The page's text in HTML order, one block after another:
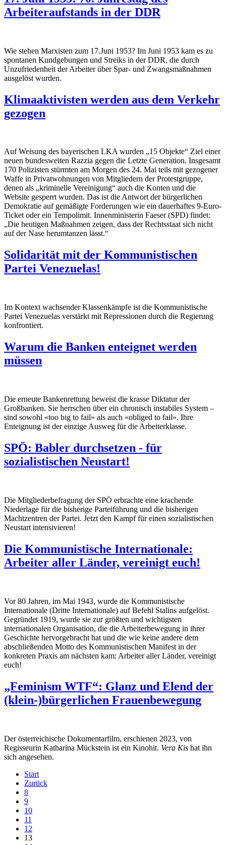
Arbeiteraufstands in der DDR
Wie stehen Marxisten zum 17.Juni 1953? Im Juni 1953 kam es zu
spontanen Kundgebungen und Streiks in der DDR, die durch
Unzufriedenheit der Arbeiter über Spar- und Zwangsmaßnahmen
ausgelöst wurden.
Klimaaktivisten werden aus dem Verkehr
gezogen
Auf Weisung des bayerischen LKA wurden „15 Objekte“ Ziel einer
neuen bundesweiten Razzia gegen die Letzte Generation. Insgesamt
170 Polizisten stürmten am Morgen des 24. Mai teils mit gezogener
Waffe in Privatwohnungen von Mitgliedern der Protestgruppe,
denen als „kriminelle Vereinigung“ auch die Konten und die
Website gesperrt wurden. Das ist die Antwort der bürgerlichen
Demokratie auf gemäßigte Forderungen wie ein dauerhaftes 9-Euro-
Ticket oder ein Tempolimit. Innenministerin Faeser (SPD) findet:
„Die heutigen Maßnahmen zeigen, dass der Rechtsstaat sich nicht
auf der Nase herumtanzen lässt.“
Solidarität mit der Kommunistischen
Partei Venezuelas!
Im Kontext wachsender Klassenkämpfe ist die Kommunistische
Partei Venezuelas verstärkt mit Repressionen durch die Regierung
konfrontiert.
Warum die Banken enteignet werden
müssen
Die erneute Bankenrettung beweist die krasse Diktatur der
Großbanken. Sie herrschen über ein chronisch instabiles System –
sind sowohl «too big to fail» als auch «obliged to fail». Ihre
Enteignung ist der einzige Ausweg für die Arbeiterklasse.
SPÖ: Babler durchsetzen - für
sozialistischen Neustart!
Die Mitgliederbefragung der SPÖ erbrachte eine krachende
Niederlage für die bisherige Parteiführung und die bisherigen
Machtzentren der Partei. Jetzt den Kampf für einen sozialistischen
Neustart intensivieren!
Die Kommunistische Internationale:
Arbeiter aller Länder, vereinigt euch!
Vor 80 Jahren, im Mai 1943, wurde die Kommunistische
Internationale (Dritte Internationale) auf Befehl Stalins aufgelöst.
Gegründet 1919, wurde sie zur größten und wichtigsten
internationalen Organisation, die die Arbeiterbewegung in ihrer
Geschichte hervorgebracht hat und die wie keine andere dem
abschließenden Motto des Kommunistischen Manifest in der
konkreten Praxis am nächsten kam: Arbeiter aller Länder, vereinigt
euch!
„Feminism WTF“: Glanz und Elend der
(klein-)bürgerlichen Frauenbewegung
Der österreichische Dokumentarfilm, erschienen 2023, von
Regisseurin Katharina Mückstein ist ein Kinohit. Vera Kis hat ihn
sich angesehen.
Start
Zurück
8
9
10
11
12
13